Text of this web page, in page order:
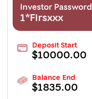
Investor Password
1*Firsxxx
Deposit Start
$10000.00
Balance End
$1835.00